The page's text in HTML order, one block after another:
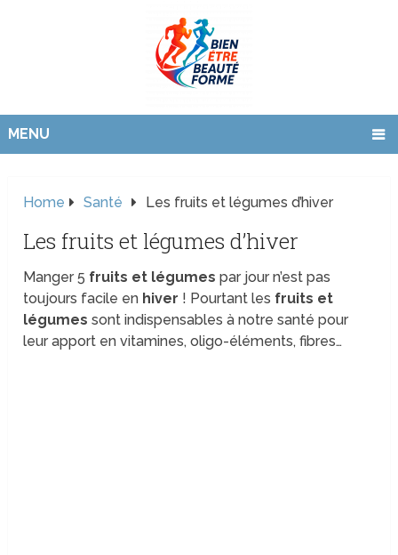
MENU
Home Santé Les fruits et légumes d’hiver
Les fruits et légumes d’hiver
Manger 5 fruits et légumes par jour n’est pas
toujours facile en hiver ! Pourtant les fruits et
légumes sont indispensables à notre santé pour
leur apport en vitamines, oligo-éléments, fibres…